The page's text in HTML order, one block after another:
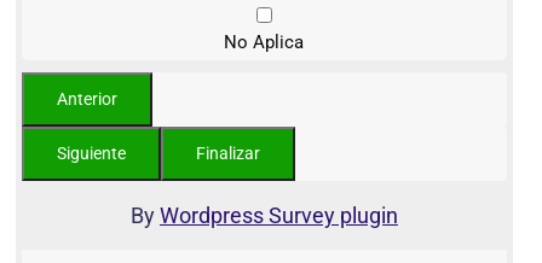
No Aplica
ByWordpress Survey plugin